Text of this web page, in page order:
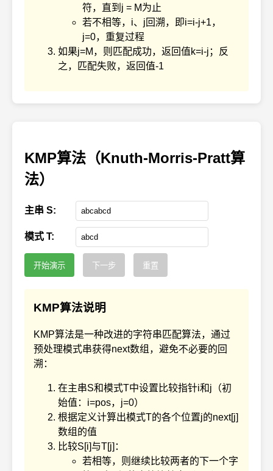
符，直到j = M为止
若不相等，i、j回溯，即i=i-j+1，
j=0，重复过程
如果j=M，则匹配成功，返回值k=i-j；反
之，匹配失败，返回值-1
KMP算法（Knuth-Morris-Pratt算
法）
主串 S:
模式 T:
开始演示 下一步 重置
KMP算法说明
KMP算法是一种改进的字符串匹配算法，通过
预处理模式串获得next数组，避免不必要的回
溯：
在主串S和模式T中设置比较指针i和j（初
始值：i=pos，j=0）
根据定义计算出模式T的各个位置j的next[j]
数组的值
比较S[i]与T[j]：
若相等，则继续比较两者的下一个字